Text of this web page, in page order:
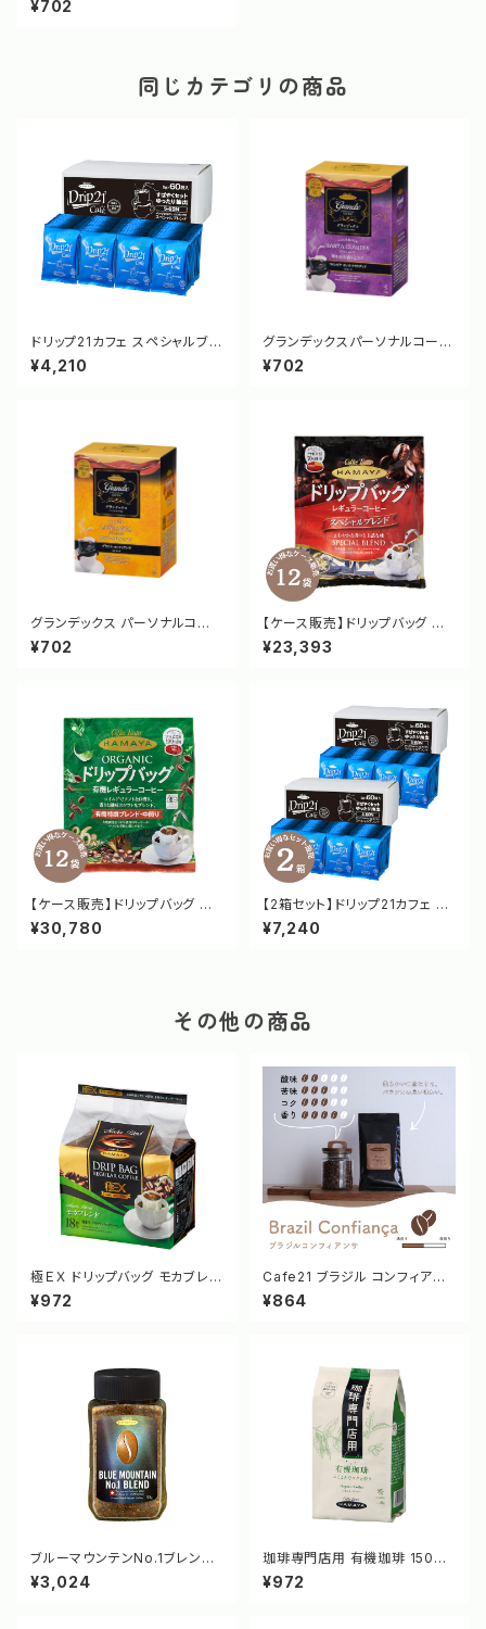
¥702
同じカテゴリの商品
ドリップ21カフェ スペシャルブレ
ンド OCボックス S-60N [338
1]
¥4,210
グランデックスパーソナルコーヒ
ー コロンビア サンタ・クラウディ
ア [3279]
¥702
グランデックス パーソナルコー
ヒー ブラジル コンフィアンサ [3
285]
¥702
【ケース販売】ドリップバッグ ス
ペシャルブレンド 36袋 [3577]
¥23,393
【ケース販売】ドリップバッグ 有
機栽培特撰ブレンド 中煎り 36
袋 [3565]
¥30,780
【2箱セット】ドリップ21カフェ ス
ペシャルブレンド OCボックス S
-60N [3381]
¥7,240
その他の商品
極ＥＸ ドリップバッグ モカブレン
ド 18袋 [3736]
¥972
Cafe21 ブラジル コンフィアン
サ 100g [1486/1485]
¥864
ブルーマウンテンNo.1ブレンド
50g [2013]
¥3,024
珈琲専門店用 有機珈琲 150g
[3338]
¥972